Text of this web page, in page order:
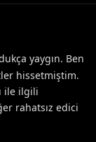
yaygın. Ben
hissetmiştim.
ile ilgili
rahatsız edici